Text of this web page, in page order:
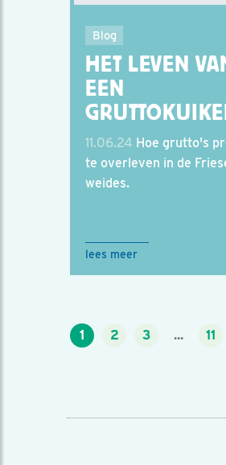
Blog
HET LEVEN
EEN
11.06.24 Hoe grutto's
te overleven in de
weides.
lees meer
1 2 3 ... 11